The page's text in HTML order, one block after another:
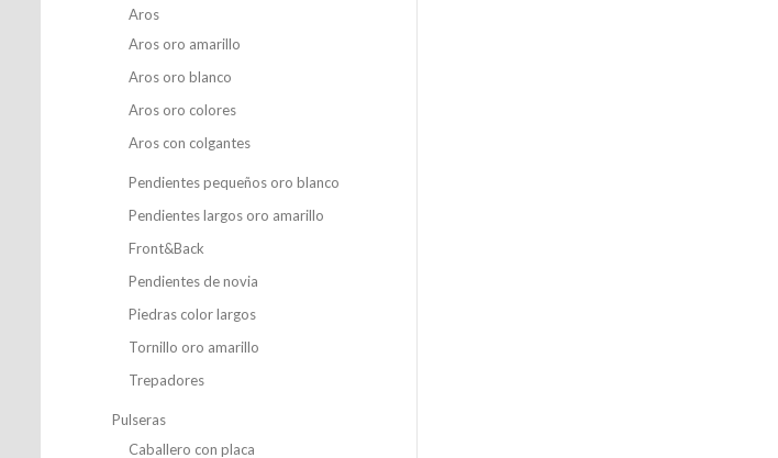
Aros
Aros oro amarillo
Aros oro blanco
Aros oro colores
Aros con colgantes
Pendientes pequeños oro blanco
Pendientes largos oro amarillo
Front&Back
Pendientes de novia
Piedras color largos
Tornillo oro amarillo
Trepadores
Pulseras
Caballero con placa